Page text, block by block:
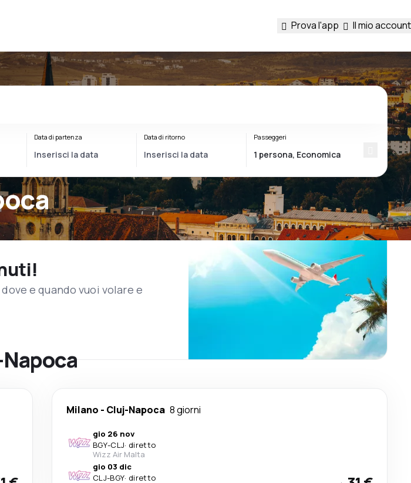
Prova l'app Il mio account
Data di partenza Data di ritorno Passeggeri
e quando vuoi volare e
Milano - Cluj-Napoca 8 giorni
gio 26 nov
BGY-CLJ· diretto
Wizz Air Malta
gio 03 dic
CLJ-BGY· diretto